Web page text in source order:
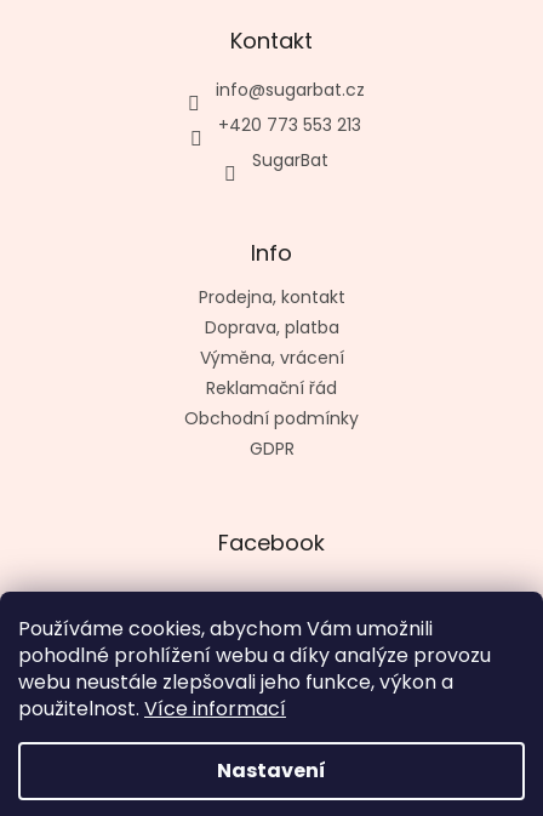
Používáme cookies, abychom Vám umožnili
pohodlné prohlížení webu a díky analýze provozu
webu neustále zlepšovali jeho funkce, výkon a
použitelnost. Více informací
Nastavení
Kontakt
info@sugarbat.cz
+420 773 553 213
SugarBat
Info
Prodejna, kontakt
Doprava, platba
Výměna, vrácení
Reklamační řád
Obchodní podmínky
GDPR
Facebook
Vytvořil kashop.cz
Vytvořil Shoptet